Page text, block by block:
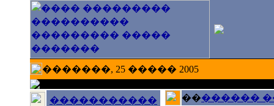
�������, 25 ����� 2005
�����������
��������